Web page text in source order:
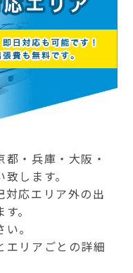
・兵庫・大阪・
します。
応エリア外の出
。
。
エリアごとの詳細